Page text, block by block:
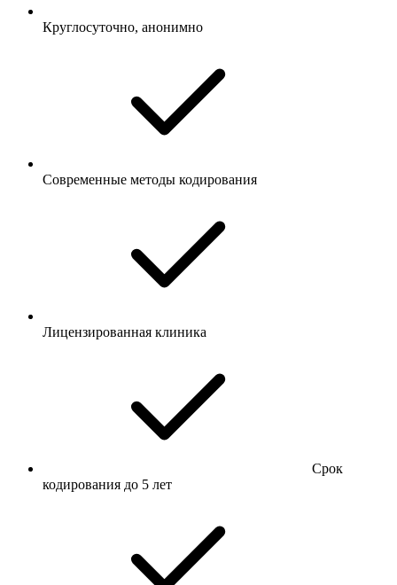
Круглосуточно, анонимно
Современные методы кодирования
Лицензированная клиника
Срок
кодирования до 5 лет